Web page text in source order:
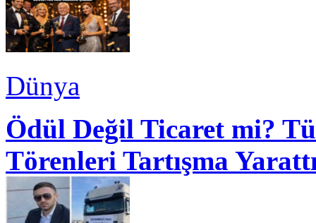
Dünya
Ödül Değil Ticaret mi?
Törenleri Tartışma